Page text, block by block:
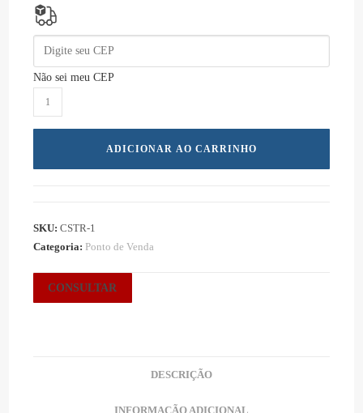
Não sei meu CEP
Fita
Cross
0,60
ADICIONAR AO CARRINHO
SKU:CSTR-1
Categoria: Ponto de Venda
CONSULTAR
DESCRIÇÃO
INFORMAÇÃO ADICIONAL